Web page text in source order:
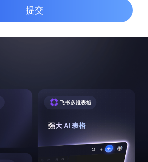
提交